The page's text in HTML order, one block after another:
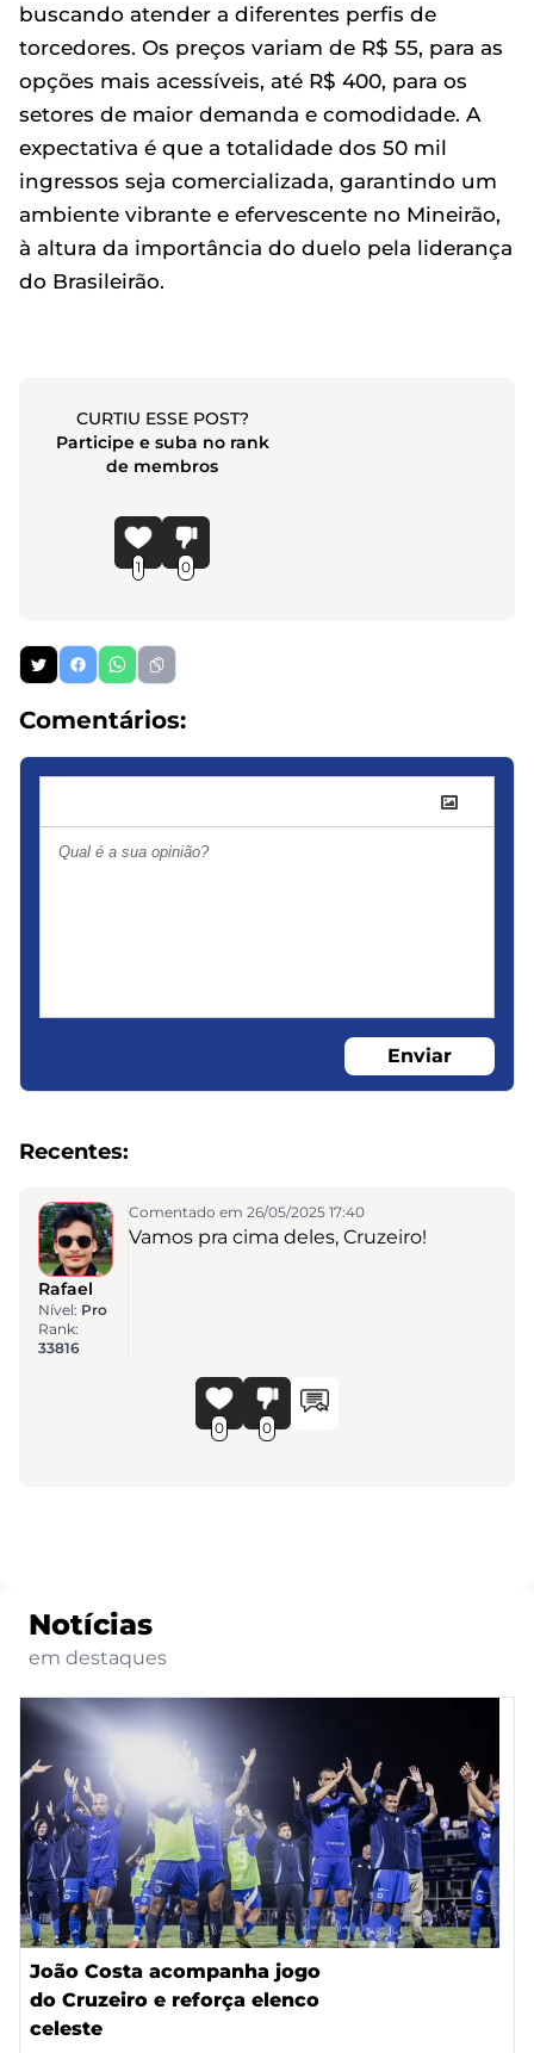
buscando atender a diferentes perfis de
torcedores. Os preços variam de R$ 55, para as
opções mais acessíveis, até R$ 400, para os
setores de maior demanda e comodidade. A
expectativa é que a totalidade dos 50 mil
ingressos seja comercializada, garantindo um
ambiente vibrante e efervescente no Mineirão,
à altura da importância do duelo pela liderança
do Brasileirão.
CURTIU ESSE POST?
Participe e suba no rank
de membros
1 0
Comentários:
Enviar
Recentes:
Rafael
Nível: Pro
Rank:
33816
Comentado em 26/05/2025 17:40
Vamos pra cima deles, Cruzeiro!
0 0
Notícias
em destaques
João Costa acompanha jogo
do Cruzeiro e reforça elenco
celeste